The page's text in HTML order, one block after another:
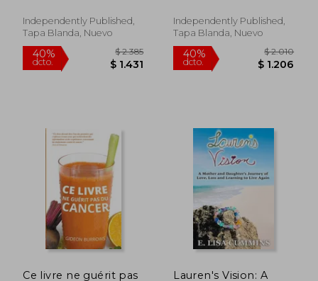
40% 50%
Independently Published,
Tapa Blanda, Nuevo
Illness with Cannabis
Oil. +bonus Recip (en
Independently Published,
Tapa Blanda, Nuevo
Ce livre ne guérit pas
Lauren's Vision: A